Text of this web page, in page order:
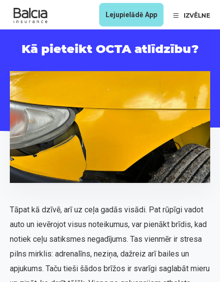
Lejupielādē App IZVĒLNE
Kā pieteikt OCTA atlīdzību?
Tāpat kā dzīvē, arī uz ceļa gadās visādi. Pat rūpīgi vadot
auto un ievērojot visus noteikumus, var pienākt brīdis, kad
notiek ceļu satiksmes negadījums. Tas vienmēr ir stresa
pilns mirklis: adrenalīns, neziņa, dažreiz arī bailes un
apjukums. Taču tieši šādos brīžos ir svarīgi saglabāt mieru